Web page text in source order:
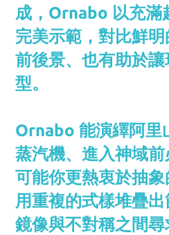
成，Ornabo 以充滿
完美示範，對比鮮
前後景、也有助於
型。
Ornabo 能演繹阿里
蒸汽機、進入神域
可能你更熱衷於抽象
用重複的式樣堆疊
鏡像與不對稱之間